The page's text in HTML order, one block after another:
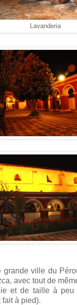
Lavanderia
grande ville du
avec tout de
et de taille à peu
fait à pied).